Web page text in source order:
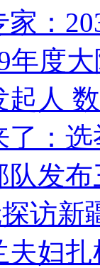
：
年度
人
：
发
访新
夫妇